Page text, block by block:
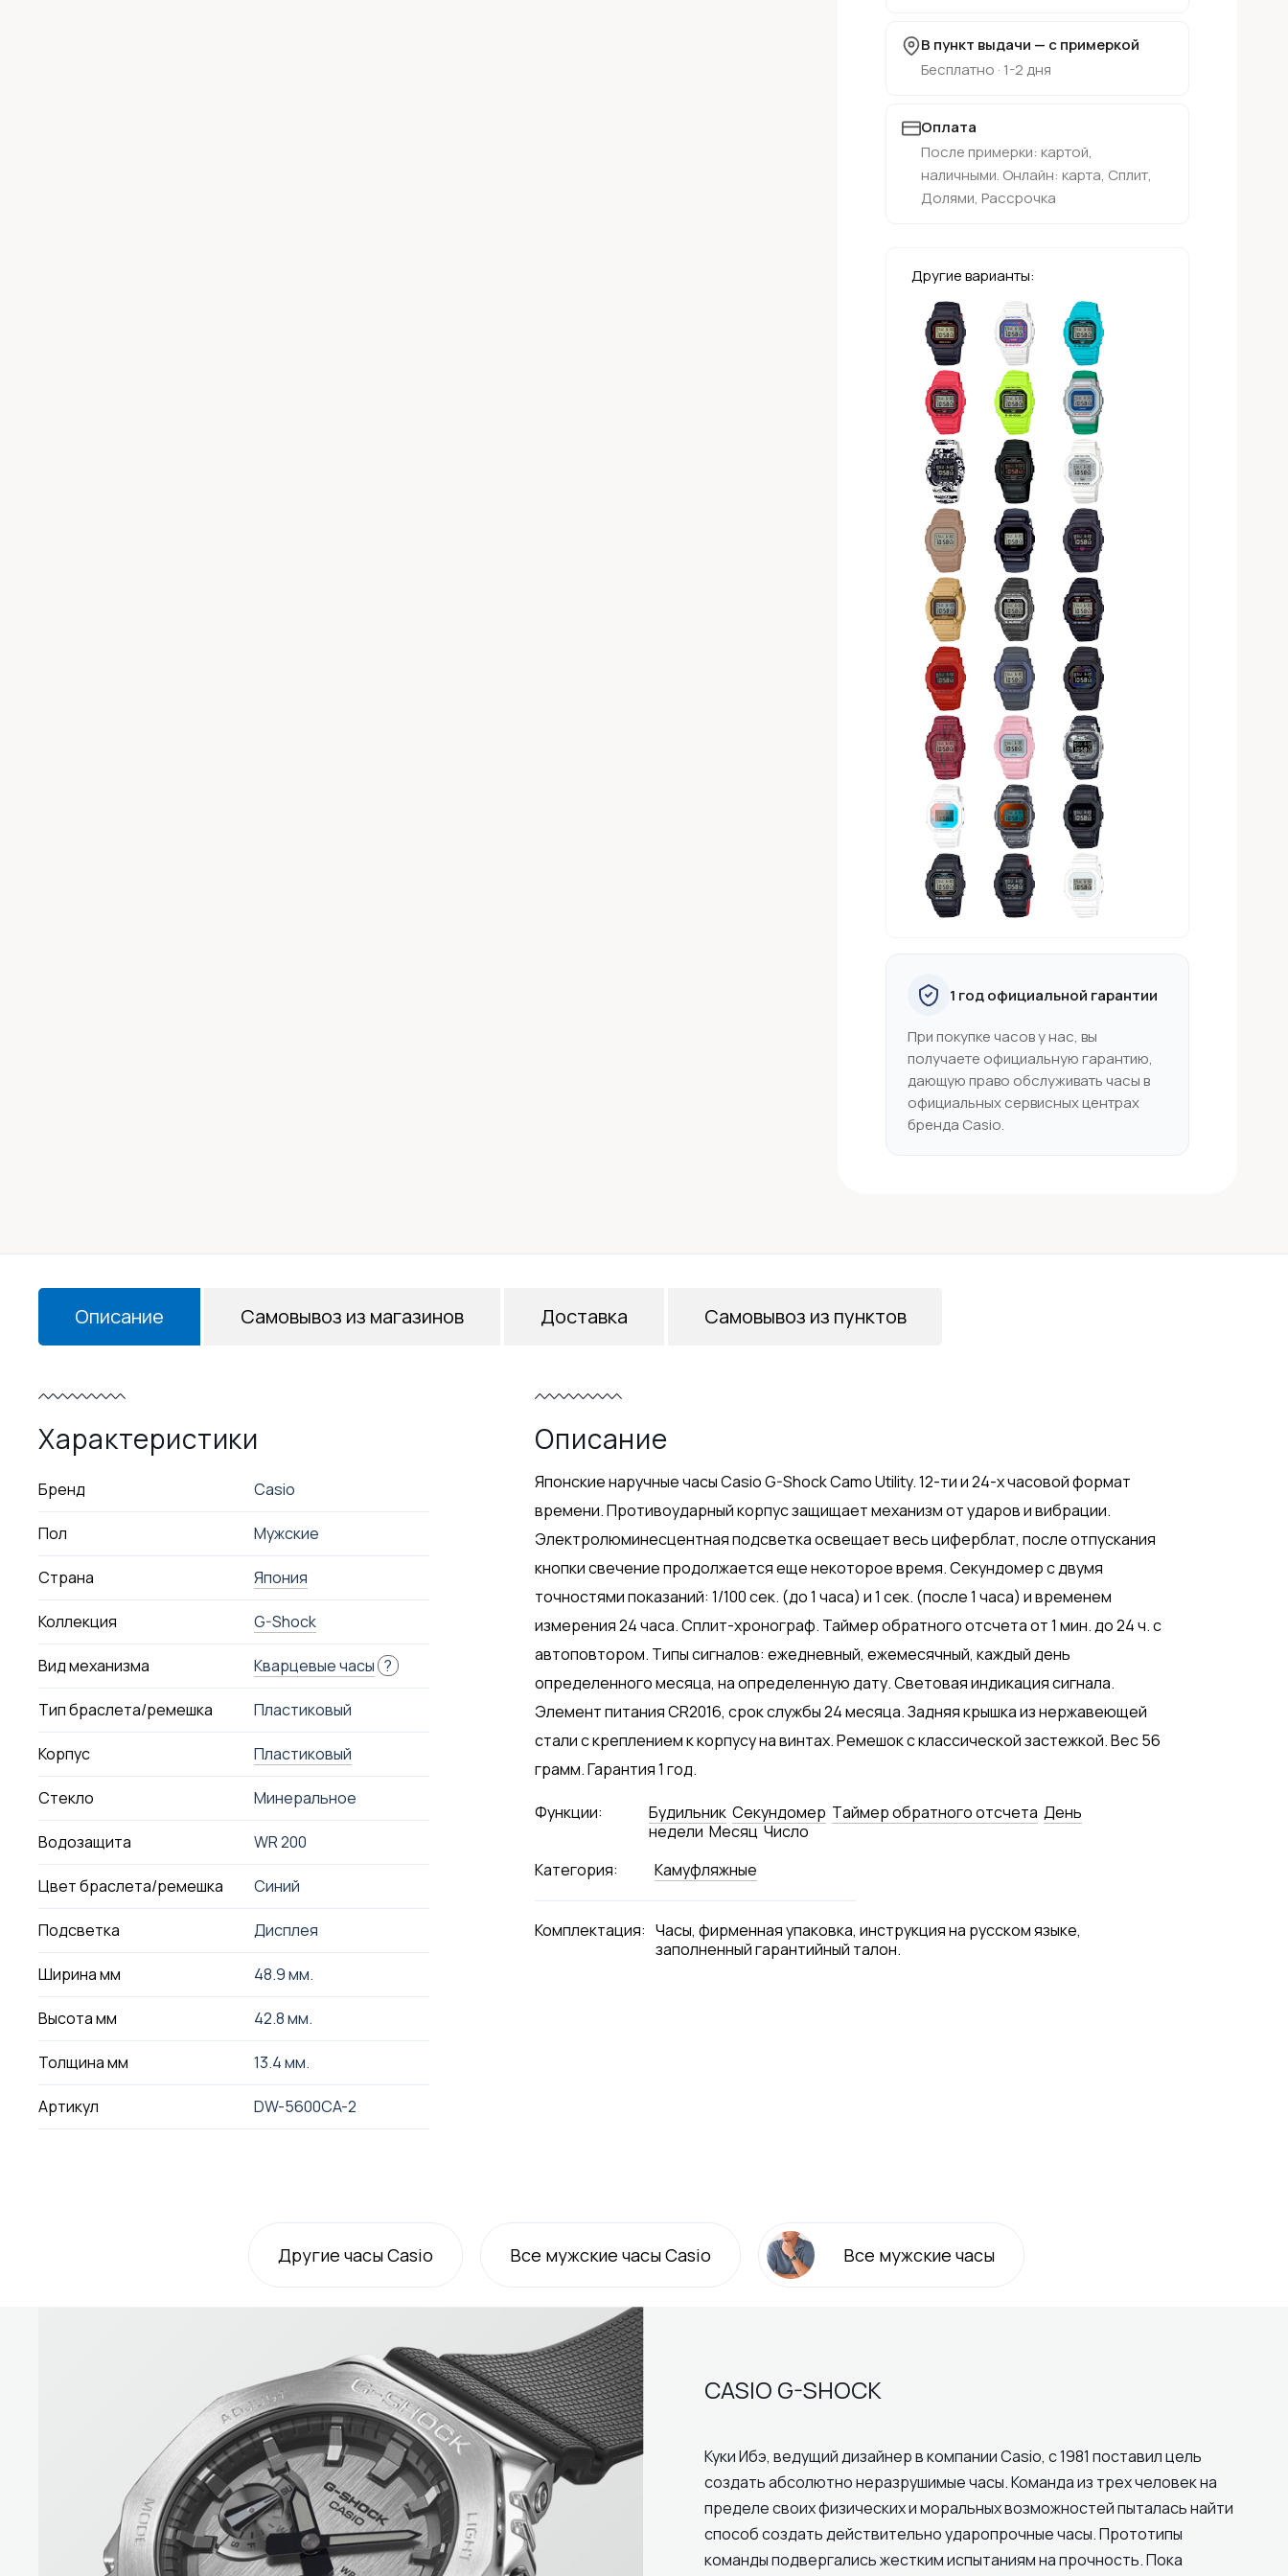
В пункт выдачи — с примеркой
Бесплатно · 1-2 дня
Оплата
После примерки: картой,
наличными. Онлайн: карта, Сплит,
Долями, Рассрочка
Другие варианты:
1 год официальной гарантии
При покупке часов у нас, вы
получаете официальную гарантию,
дающую право обслуживать часы в
официальных сервисных центрах
бренда Casio.
Описание
Характеристики
Бренд Casio
Пол Мужские
Страна Япония
Коллекция G-Shock
Вид механизма Кварцевые часы ?
Тип браслета/ремешка Пластиковый
Корпус Пластиковый
Стекло Минеральное
Водозащита WR 200
Цвет браслета/ремешка Синий
Подсветка Дисплея
Ширина мм 48.9 мм.
Высота мм 42.8 мм.
Толщина мм 13.4 мм.
Артикул DW-5600CA-2
Описание
Японские наручные часы Casio G-Shock Camo Utility. 12-ти и 24-х часовой формат
времени. Противоударный корпус защищает механизм от ударов и вибрации.
Электролюминесцентная подсветка освещает весь циферблат, после отпускания
кнопки свечение продолжается еще некоторое время. Секундомер с двумя
точностями показаний: 1/100 сек. (до 1 часа) и 1 сек. (после 1 часа) и временем
измерения 24 часа. Сплит-хронограф. Таймер обратного отсчета от 1 мин. до 24 ч. с
автоповтором. Типы сигналов: ежедневный, ежемесячный, каждый день
определенного месяца, на определенную дату. Световая индикация сигнала.
Элемент питания CR2016, срок службы 24 месяца. Задняя крышка из нержавеющей
стали с креплением к корпусу на винтах. Ремешок с классической застежкой. Вес 56
грамм. Гарантия 1 год.
Функции: Будильник Секундомер Tаймер обратного отсчета День
недели Месяц Число
Категория:
Камуфляжные
Комплектация: Часы, фирменная упаковка, инструкция на русском языке,
заполненный гарантийный талон.
Самовывоз из магазинов Доставка Самовывоз из пунктов
Другие часы Casio Все мужские часы Casio Все мужские часы
CASIO G-SHOCK
Куки Ибэ, ведущий дизайнер в компании Casio, с 1981 поставил цель
создать абсолютно неразрушимые часы. Команда из трех человек на
пределе своих физических и моральных возможностей пыталась найти
способ создать действительно ударопрочные часы. Прототипы
команды подвергались жестким испытаниям на прочность. Пока